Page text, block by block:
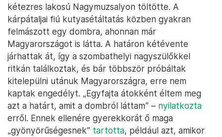
kétezres lakosú Nagymuzsalyon töltötte. A
kárpátaljai fiú kutyasétáltatás közben gyakran
felmászott egy dombra, ahonnan már
Magyarországot is látta. A határon kétévente
járhattak át, így a szombathelyi nagyszülőkkel
ritkán találkoztak, és bár többször próbáltak
kitelepülni utánuk Magyarországra, erre nem
kaptak engedélyt. „Egyfajta átokként éltem meg
azt a határt, amit a dombról láttam” – nyilatkozta
erről. Ennek ellenére gyerekkorát ő maga
„gyönyörűségesnek” tartotta, például azt, amikor